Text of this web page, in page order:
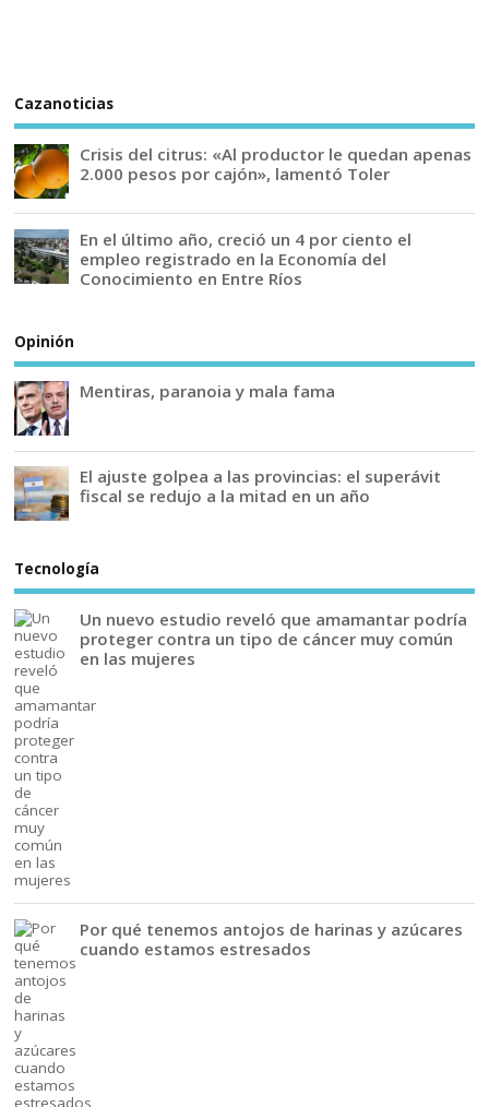
Cazanoticias
Crisis del citrus: «Al productor le quedan apenas
2.000 pesos por cajón», lamentó Toler
En el último año, creció un 4 por ciento el
empleo registrado en la Economía del
Conocimiento en Entre Ríos
Opinión
Mentiras, paranoia y mala fama
El ajuste golpea a las provincias: el superávit
fiscal se redujo a la mitad en un año
Tecnología
Un nuevo estudio reveló que amamantar podría
proteger contra un tipo de cáncer muy común
en las mujeres
Por qué tenemos antojos de harinas y azúcares
cuando estamos estresados